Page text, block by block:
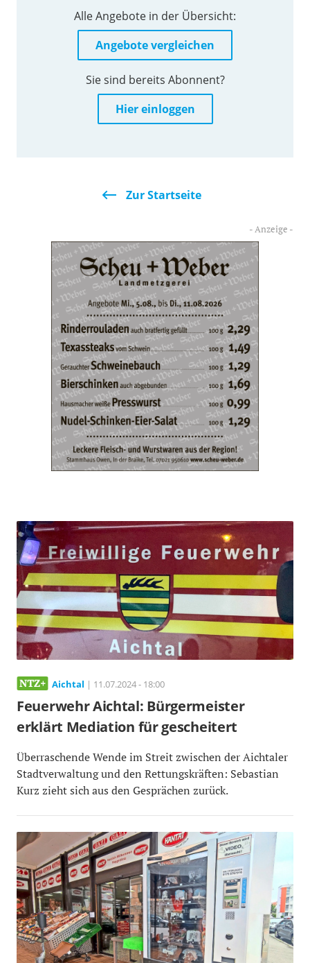
Alle Angebote in der Übersicht:
Angebote vergleichen
Sie sind bereits Abonnent?
Hier einloggen
Zur Startseite
Aichtal | 11.07.2024 - 18:00
Feuerwehr Aichtal: Bürgermeister
erklärt Mediation für gescheitert
Überraschende Wende im Streit zwischen der Aichtaler
Stadtverwaltung und den Rettungskräften: Sebastian
Kurz zieht sich aus den Gesprächen zurück.